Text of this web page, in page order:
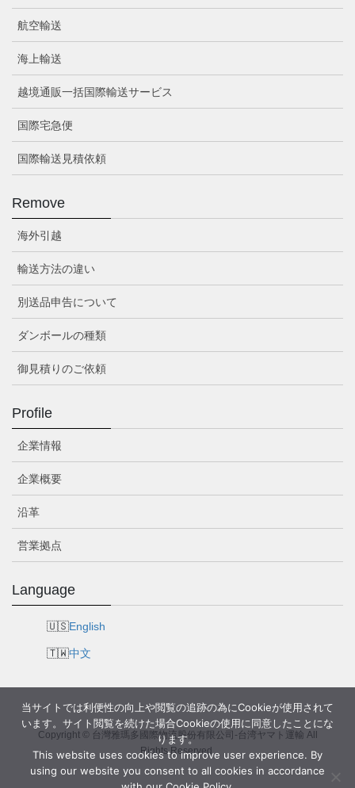
航空輸送
海上輸送
越境通販一括国際輸送サービス
国際宅急便
国際輸送見積依頼
Remove
海外引越
輸送方法の違い
別送品申告について
ダンボールの種類
御見積りのご依頼
Profile
企業情報
企業概要
沿革
営業拠点
Language
English
中文
Copyright © 台灣雅瑪多國際物流股份有限公司-台湾ヤマト運輸 All
Rights Reserved.
当サイトでは利便性の向上や閲覧の追跡の為にCookieが使用されて
います。サイト閲覧を続けた場合Cookieの使用に同意したことにな
ります。
This website uses cookies to improve user experience. By
using our website you consent to all cookies in accordance